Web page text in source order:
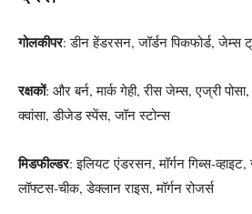
गोलकीपर: डीन हेंडरसन, जॉर्डन पिकफोर्ड, जेम्स
रक्षकों: और बर्न, मार्क गेही, रीस जेम्स, एज्री
क्वांसा, डीजेड स्पेंस, जॉन स्टोन्स
मिडफील्डर: इलियट एंडरसन, मॉर्गन गिब्स-
लॉफ्टस-चीक, डेक्लान राइस, मॉर्गन रोजर्स